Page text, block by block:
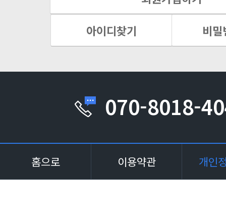
아이디찾기
비
070-8018-
홈으로 이용약관 개인